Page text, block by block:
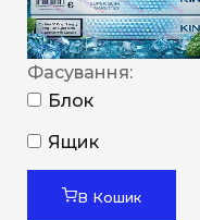
Фасування:
Блок
Ящик
В Кошик